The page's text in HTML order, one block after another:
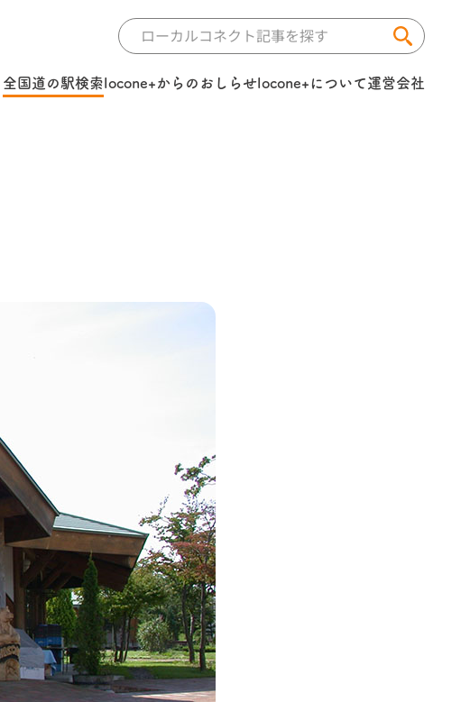
全国道の駅検索locone+からのおしらせlocone+について運営会社